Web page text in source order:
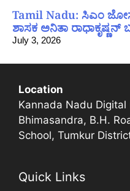
Tamil Nadu: ಸಿಎಂ
ಶಾಸಕ ಅನಿತಾ ರಾಧಾಕೃಷ್ಣನ್
July 3, 2026
Location
Kannada Nadu Digital
Bhimasandra, B.H.
School, Tumkur
Quick Links